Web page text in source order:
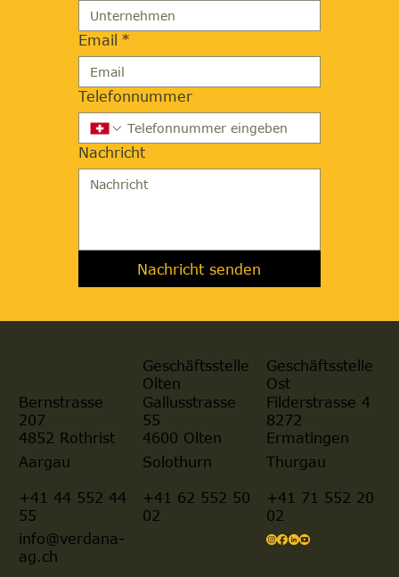
Email *
Telefonnummer
Nachricht
Nachricht senden
Bernstrasse
207
4852 Rothrist
Geschäftsstelle
Olten
Gallusstrasse
55
4600 Olten
Geschäftsstelle
Ost
Filderstrasse 4
8272
Ermatingen
Aargau
+41 44 552 44
55
Solothurn
+41 62 552 50
02
Thurgau
+41 71 552 20
02
info@verdana-
ag.ch